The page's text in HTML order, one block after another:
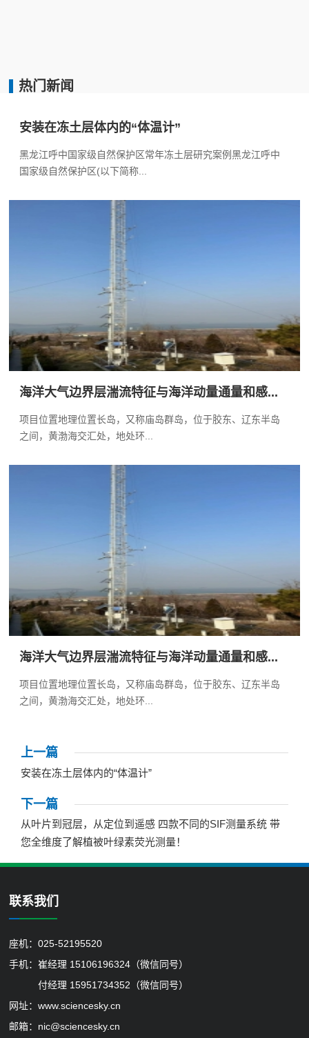
热门新闻
安装在冻土层体内的“体温计”
黑龙江呼中国家级自然保护区常年冻土层研究案例黑龙江呼中
国家级自然保护区(以下简称...
海洋大气边界层湍流特征与海洋动量通量和感...
项目位置地理位置长岛，又称庙岛群岛，位于胶东、辽东半岛
之间，黄渤海交汇处，地处环...
海洋大气边界层湍流特征与海洋动量通量和感...
项目位置地理位置长岛，又称庙岛群岛，位于胶东、辽东半岛
之间，黄渤海交汇处，地处环...
上一篇
安装在冻土层体内的“体温计”
下一篇
从叶片到冠层，从定位到遥感 四款不同的SIF测量系统 带
您全维度了解植被叶绿素荧光测量！
联系我们
座机：025-52195520
手机：崔经理 15106196324（微信同号）
付经理 15951734352（微信同号）
网址：www.sciencesky.cn
邮箱：nic@sciencesky.cn